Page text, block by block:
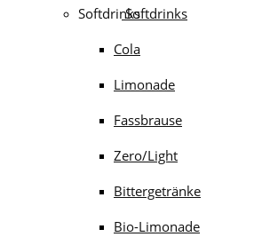
Softdrinks
Cola
Limonade
Fassbrause
Zero/Light
Bittergetränke
Bio-Limonade